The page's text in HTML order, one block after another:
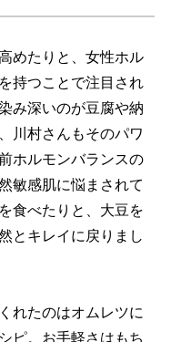
めたりと、女性ホル
持つことで注目され
み深いのが豆腐や納
川村さんもそのパワ
ホルモンバランスの
敏感肌に悩まされて
食べたりと、大豆を
とキレイに戻りまし
れたのはオムレツに
ピ。お手軽さはもち